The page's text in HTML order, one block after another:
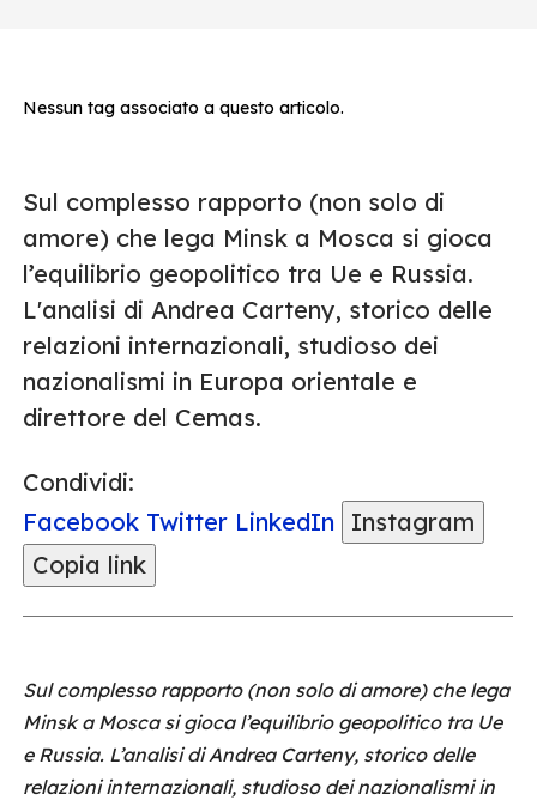
Nessun tag associato a questo articolo.
Sul complesso rapporto (non solo di
amore) che lega Minsk a Mosca si gioca
l’equilibrio geopolitico tra Ue e Russia.
L'analisi di Andrea Carteny, storico delle
relazioni internazionali, studioso dei
nazionalismi in Europa orientale e
direttore del Cemas.
Condividi:
Facebook Twitter LinkedIn
Instagram
Copia link
Sul complesso rapporto (non solo di amore) che lega
Minsk a Mosca si gioca l’equilibrio geopolitico tra Ue
e Russia. L’analisi di Andrea Carteny, storico delle
relazioni internazionali, studioso dei nazionalismi in